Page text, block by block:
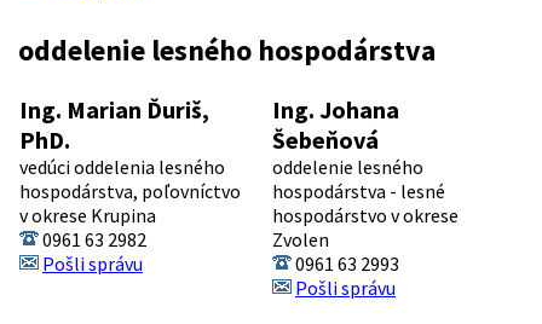
oddelenie lesného hospodárstva
Ing. Marian Ďuriš,
PhD.
vedúci oddelenia lesného
hospodárstva, poľovníctvo
v okrese Krupina
0961 63 2982
Pošli správu
Ing. Johana
Šebeňová
oddelenie lesného
hospodárstva - lesné
hospodárstvo v okrese
Zvolen
0961 63 2993
Pošli správu